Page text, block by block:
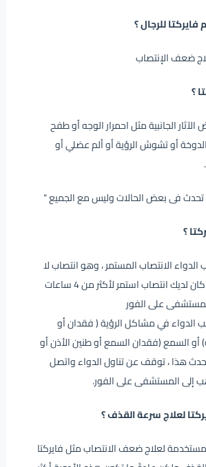
للرجال ؟
ضعف الإنتصاب
؟
الجانبية مثل احمرار الوجه أو طفح
أو تشوش الرؤية أو ألم عضلي أو
قد تحدث فى بعض الحالات وليس مع الجميع “
؟
الانتصاب المستمر ، وهو انتصاب لا
يزول لذلك إذا كان لديك انتصاب استمر لأكثر من 4 ساعات
على الفور
الدواء في مشاكل الرؤية ( فقدان أو
السمع (فقدان السمع أو طنين الأذن أو
حدث هذا ، توقف عن تناول الدواء واتصل
إلى المستشفى على الفور.
لعلاج سرعة القذف ؟
لعلاج ضعف الانتصاب مثل فايركتا